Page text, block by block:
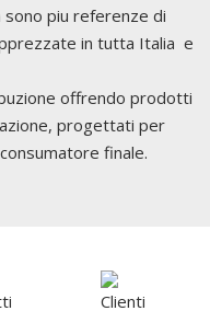
sono piu referenze di
in tutta Italia e
offrendo prodotti
progettati per
finale.